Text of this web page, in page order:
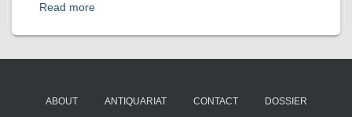
Read more
ABOUT ANTIQUARIAT CONTACT DOSSIER